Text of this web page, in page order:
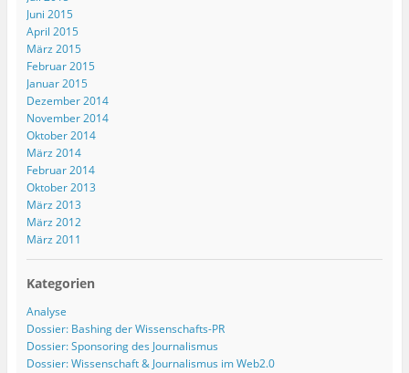
Juni 2015
April 2015
März 2015
Februar 2015
Januar 2015
Dezember 2014
November 2014
Oktober 2014
März 2014
Februar 2014
Oktober 2013
März 2013
März 2012
März 2011
Kategorien
Analyse
Dossier: Bashing der Wissenschafts-PR
Dossier: Sponsoring des Journalismus
Dossier: Wissenschaft & Journalismus im Web2.0